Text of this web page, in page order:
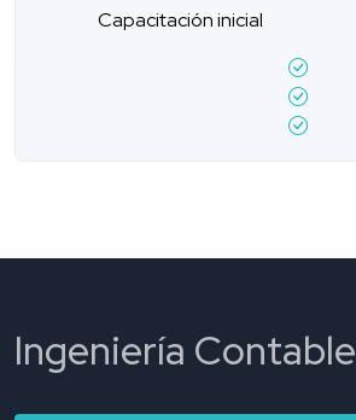
Capacitación inicial
Ingeniería Contable